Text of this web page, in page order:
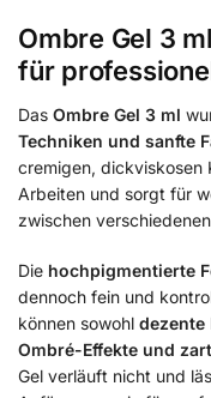
Ombre Gel 3
für
Das Ombre Gel 3 ml
Techniken und sanfte
cremigen, dickviskosen
Arbeiten und sorgt für
zwischen
Die hochpigmentierte
dennoch fein und
können sowohl dezente
Ombré-Effekte und
Gel verläuft nicht und